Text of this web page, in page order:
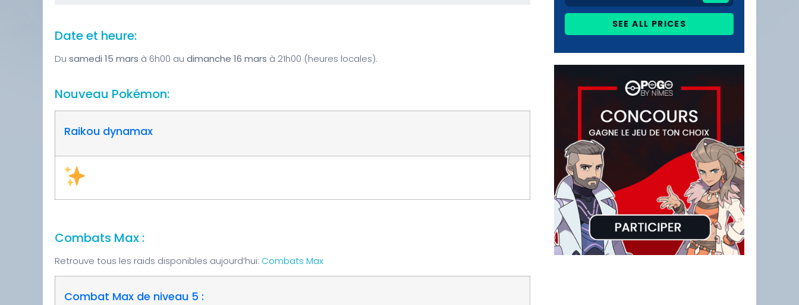
Date et heure:
Du samedi 15 mars à 6h00 au dimanche 16 mars à 21h00 (heures locales).
Nouveau Pokémon:
Raikou dynamax
Combats Max :
Retrouve tous les raids disponibles aujourd’hui: Combats Max
Combat Max de niveau 5 :
SEE ALL PRICES